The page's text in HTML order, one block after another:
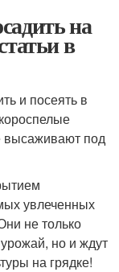
на
в
и посеять в
высаживают под
увлеченных
не только
но и ждут
на грядке!